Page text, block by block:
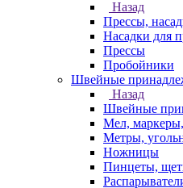
Назад
Прессы,
Насадки для
Прессы
Пробойники
Швейные
Назад
Швейные
Мел,
Метры,
Ножницы
Пинцеты,